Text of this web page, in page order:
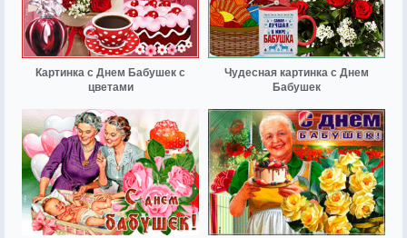
Картинка с Днем Бабушек с
цветами
Чудесная картинка с Днем
Бабушек